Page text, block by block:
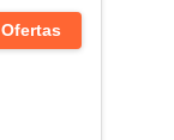
Ofertas